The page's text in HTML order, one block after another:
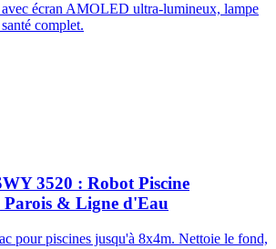
écran AMOLED ultra-lumineux, lampe
complet.
3520 : Robot Piscine
Parois & Ligne d'Eau
pour piscines jusqu'à 8x4m. Nettoie le fond,